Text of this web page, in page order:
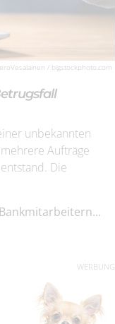
/ bigstockphoto.com
unbekannten
Aufträge
Die
WERBUNG